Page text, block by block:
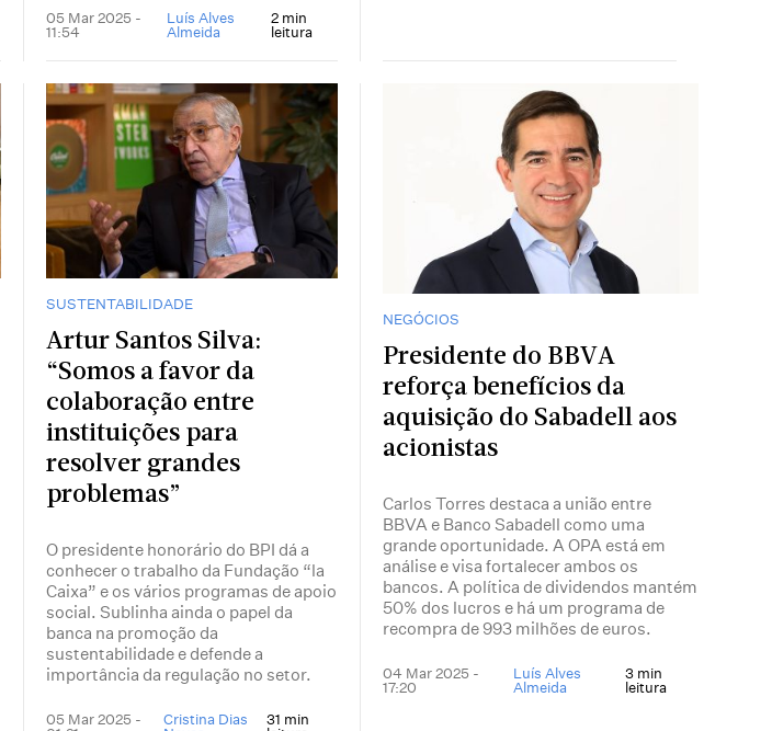
05 Mar 2025 -
11:54
Luís Alves
Almeida
2 min
leitura
SUSTENTABILIDADE
Artur Santos Silva:
“Somos a favor da
colaboração entre
instituições para
resolver grandes
problemas”
O presidente honorário do BPI dá a
conhecer o trabalho da Fundação “la
Caixa” e os vários programas de apoio
social. Sublinha ainda o papel da
banca na promoção da
sustentabilidade e defende a
importância da regulação no setor.
05 Mar 2025 -
Cristina Dias
31 min
NEGÓCIOS
Presidente do BBVA
reforça benefícios da
aquisição do Sabadell aos
acionistas
Carlos Torres destaca a união entre
BBVA e Banco Sabadell como uma
grande oportunidade. A OPA está em
análise e visa fortalecer ambos os
bancos. A política de dividendos mantém
50% dos lucros e há um programa de
recompra de 993 milhões de euros.
04 Mar 2025 -
17:20
Luís Alves
Almeida
3 min
leitura